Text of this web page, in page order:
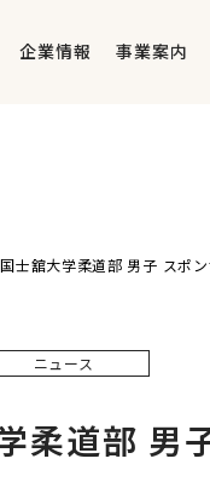
企業情報 事業案内
国士舘大学柔道部 男子 スポ
ニュース
柔道部 男